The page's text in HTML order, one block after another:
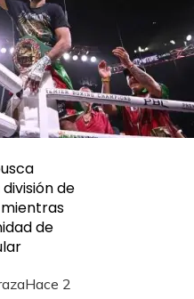
de
de
Hace 2